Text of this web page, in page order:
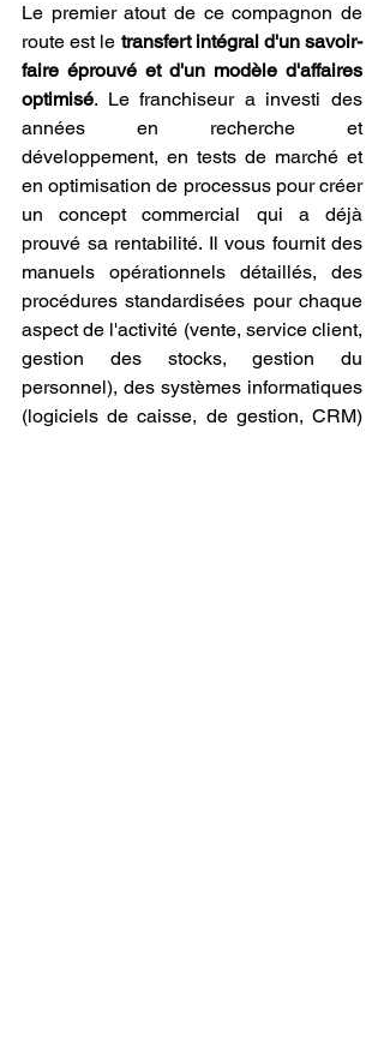
Le premier atout de ce compagnon de
route est le transfert intégral d'un savoir-
faire éprouvé et d'un modèle d'affaires
optimisé. Le franchiseur a investi des
années en recherche et
développement, en tests de marché et
en optimisation de processus pour créer
un concept commercial qui a déjà
prouvé sa rentabilité. Il vous fournit des
manuels opérationnels détaillés, des
procédures standardisées pour chaque
aspect de l'activité (vente, service client,
gestion des stocks, gestion du
personnel), des systèmes informatiques
(logiciels de caisse, de gestion, CRM)